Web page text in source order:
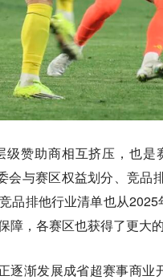
赞助商相互挤压，也
会与赛区权益划分、竞
品排他行业清单也从
，各赛区也获得了更大的
逐渐发展成省超赛事商